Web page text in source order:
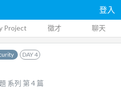
登入
Project 徵才 聊天
DAY4
系列 第4 篇